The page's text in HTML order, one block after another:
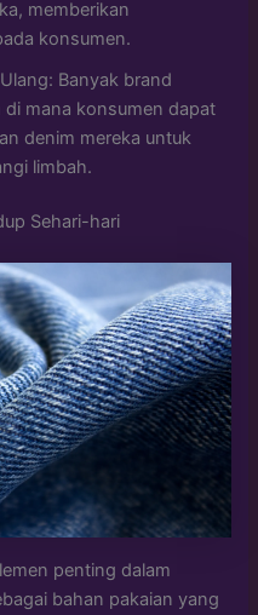
memberikan
konsumen.
Banyak brand
mana konsumen dapat
denim mereka untuk
limbah.
Sehari-hari
penting dalam
bahan pakaian yang